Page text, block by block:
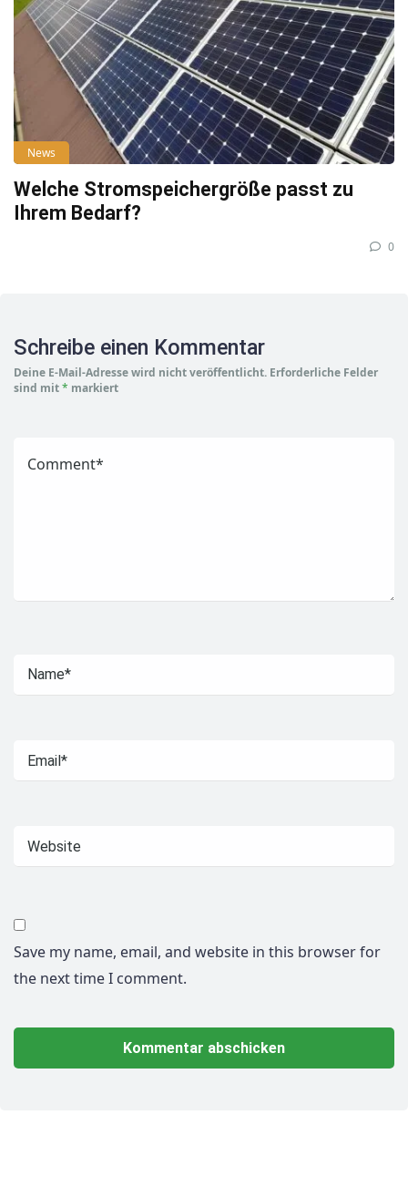
News
Welche Stromspeichergröße passt zu
Ihrem Bedarf?
0
Schreibe einen Kommentar
Deine E-Mail-Adresse wird nicht veröffentlicht. Erforderliche Felder
sind mit* markiert
Save my name, email, and website in this browser for
the next time I comment.